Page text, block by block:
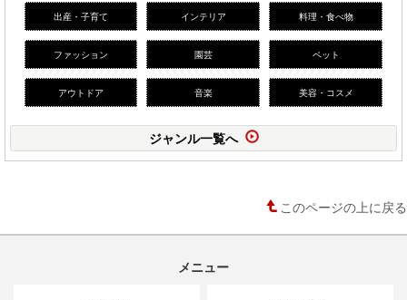
出産・子育て インテリア 料理・食べ物
ファッション 園芸 ペット
アウトドア 音楽 美容・コスメ
ジャンル一覧へ
このページの上に戻る
メニュー